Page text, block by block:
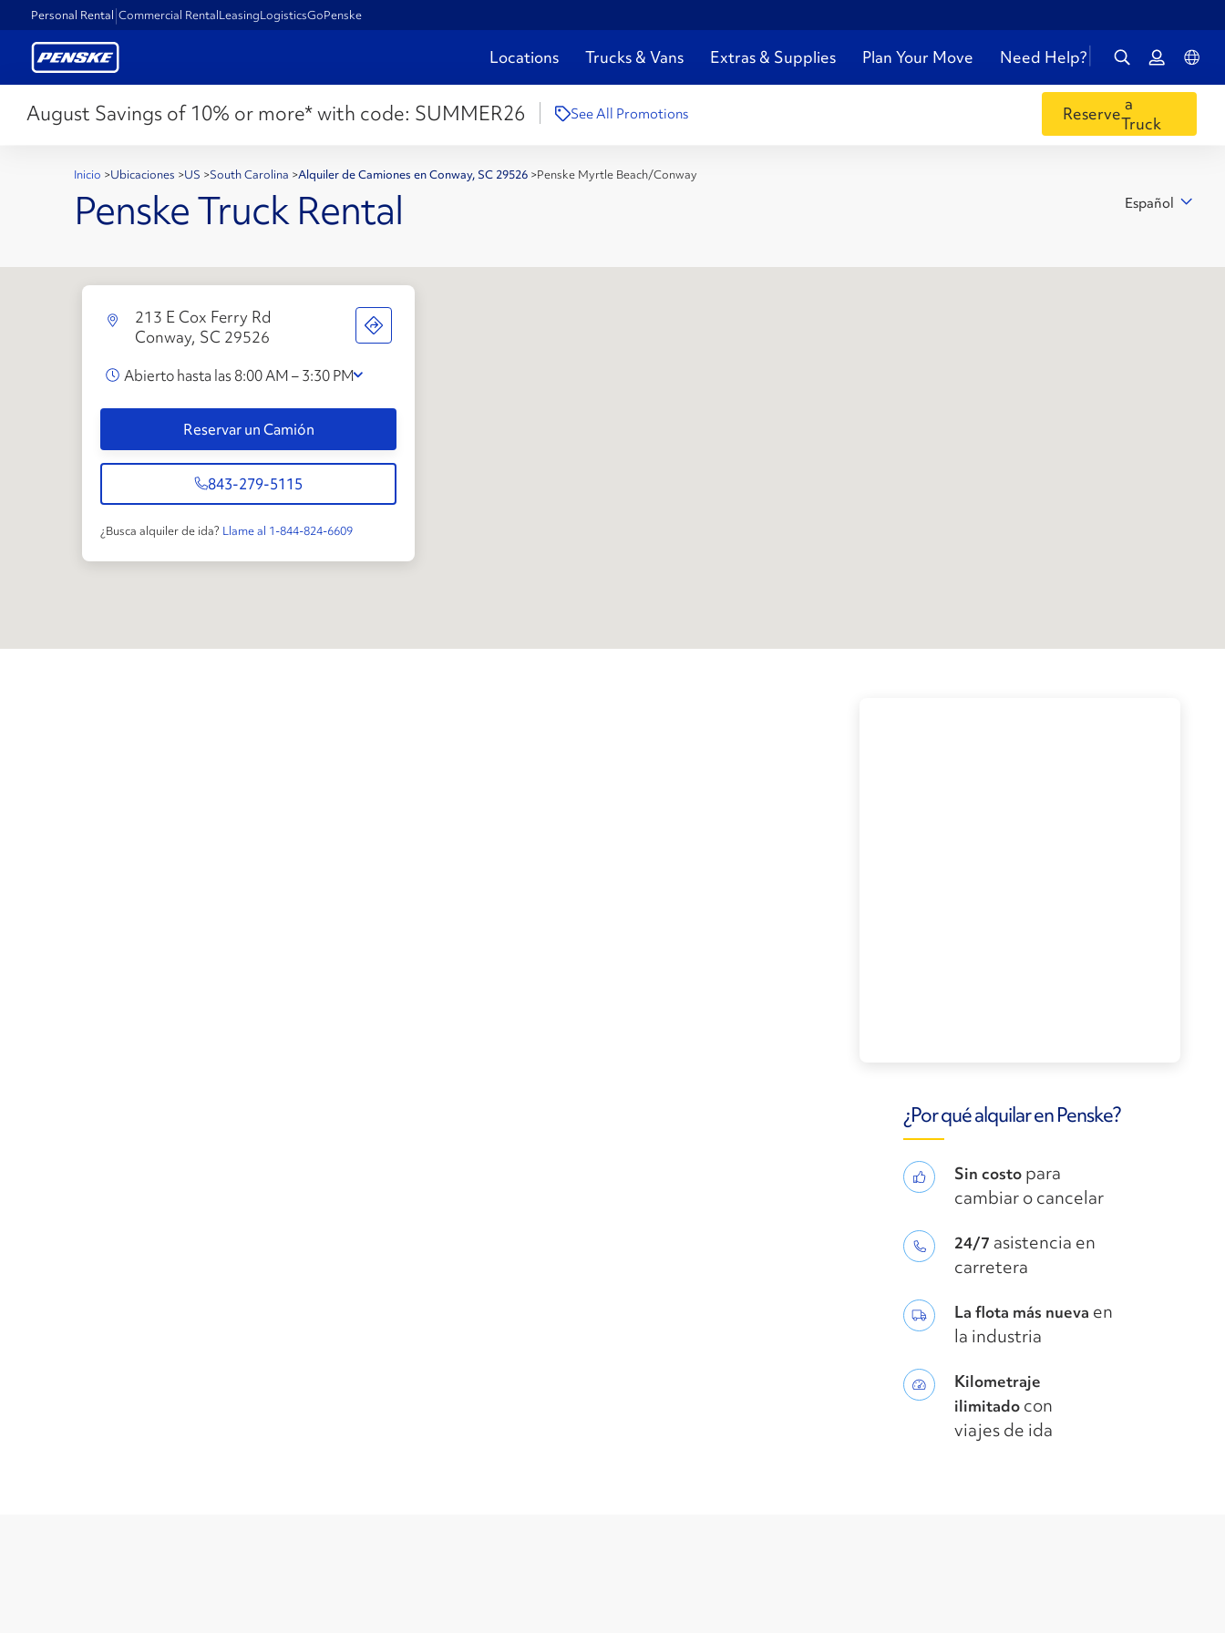
Personal Rental Commercial RentalLeasingLogisticsGoPenske
Locations Trucks & Vans Extras & Supplies Plan Your Move Need Help?
August Savings of 10% or more* with code: SUMMER26 See All Promotions Reservea
Truck
Inicio >Ubicaciones >US >South Carolina >Alquiler de Camiones en Conway, SC 29526 >Penske Myrtle Beach/Conway
Penske Truck Rental Español
213 E Cox Ferry Rd
Conway, SC 29526
Abierto hasta las 8:00 AM – 3:30 PM
Reservar un Camión
843-279-5115
¿Busca alquiler de ida? Llame al 1-844-824-6609
¿Por qué alquilar en Penske?
Sin costo para
cambiar o cancelar
24/7 asistencia en
carretera
La flota más nueva en
la industria
Kilometraje
ilimitado con
viajes de ida